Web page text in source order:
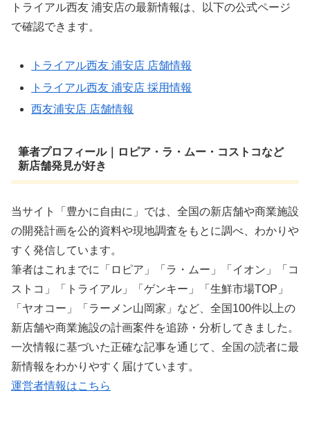
トライアル西友 浦安店の最新情報は、以下の公式ページ
で確認できます。
トライアル西友 浦安店 店舗情報
トライアル西友 浦安店 採用情報
西友浦安店 店舗情報
筆者プロフィール｜ロピア・ラ・ムー・コストコなど
新店舗発見が好き
当サイト「豊かに自由に」では、全国の新店舗や商業施設
の開発計画を公的資料や現地調査をもとに調べ、わかりや
すく発信しています。
筆者はこれまでに「ロピア」「ラ・ムー」「イオン」「コ
ストコ」「トライアル」「ゲンキー」「生鮮市場TOP」
「ヤオコー」「ラーメン山岡家」など、全国100件以上の
新店舗や商業施設の計画案件を追跡・分析してきました。
一次情報に基づいた正確な記事を通じて、全国の読者に最
新情報をわかりやすく届けています。
運営者情報はこちら